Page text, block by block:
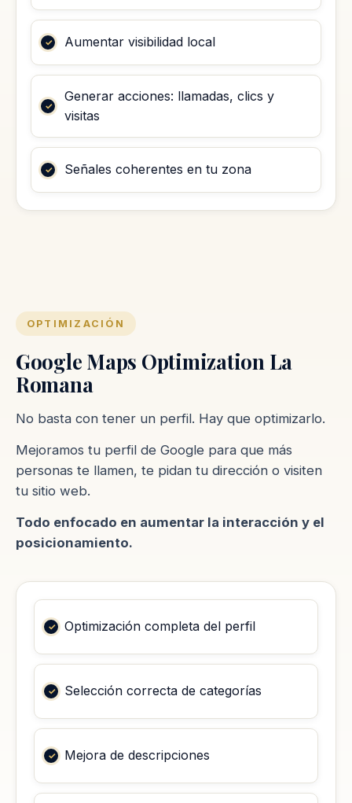
Aumentar visibilidad local
Generar acciones: llamadas, clics y
visitas
Señales coherentes en tu zona
OPTIMIZACIÓN
Google Maps Optimization La
Romana
No basta con tener un perfil. Hay que optimizarlo.
Mejoramos tu perfil de Google para que más
personas te llamen, te pidan tu dirección o visiten
tu sitio web.
Todo enfocado en aumentar la interacción y el
posicionamiento.
Optimización completa del perfil
Selección correcta de categorías
Mejora de descripciones